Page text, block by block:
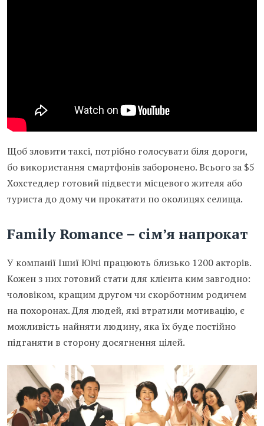
Щоб зловити таксі, потрібно голосувати біля дороги,
бо використання смартфонів заборонено. Всього за $5
Хохстедлер готовий підвести місцевого жителя або
туриста до дому чи прокатати по околицях селища.
Family Romance – сім’я напрокат
У компанії Ішиї Юічі працюють близько 1200 акторів.
Кожен з них готовий стати для клієнта ким завгодно:
чоловіком, кращим другом чи скорботним родичем
на похоронах. Для людей, які втратили мотивацію, є
можливість найняти людину, яка їх буде постійно
підганяти в сторону досягнення цілей.